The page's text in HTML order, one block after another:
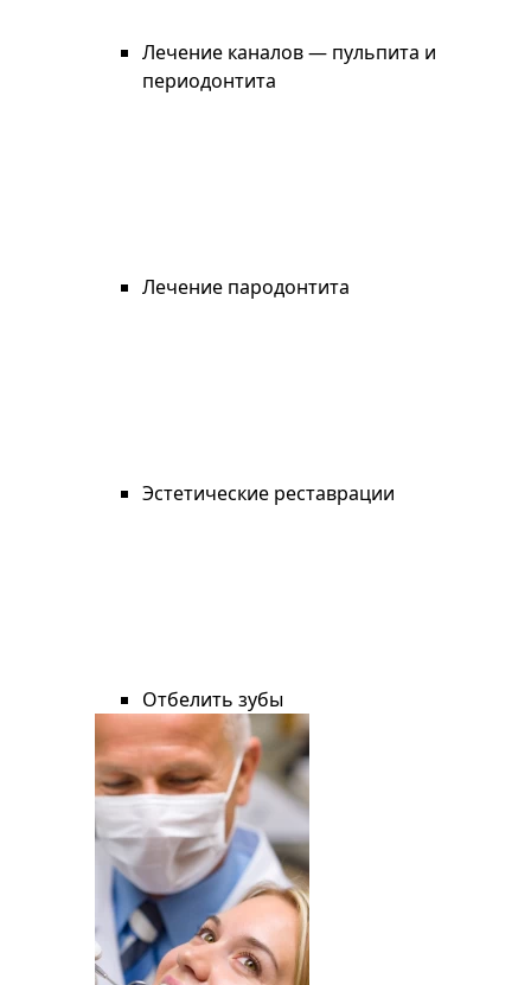
Лечение каналов — пульпита и
периодонтита
Лечение пародонтита
Эстетические реставрации
Отбелить зубы